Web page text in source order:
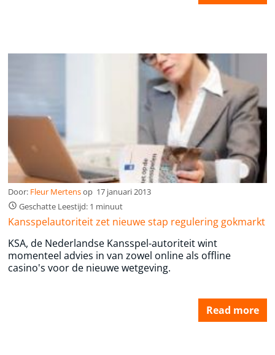
Door: Fleur Mertensop 17 januari 2013
Geschatte Leestijd: 1 minuut
Kansspelautoriteit zet nieuwe stap regulering gokmarkt
KSA, de Nederlandse Kansspel-autoriteit wint
momenteel advies in van zowel online als offline
casino's voor de nieuwe wetgeving.
Read more